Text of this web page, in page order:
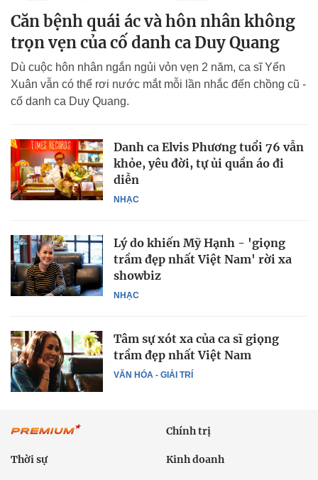
Căn bệnh quái ác và hôn nhân không
trọn vẹn của cố danh ca Duy Quang
Dù cuộc hôn nhân ngắn ngủi vỏn vẹn 2 năm, ca sĩ Yến
Xuân vẫn có thể rơi nước mắt mỗi lần nhắc đến chồng cũ -
cố danh ca Duy Quang.
NHẠC
Danh ca Elvis Phương tuổi 76 vẫn
khỏe, yêu đời, tự ủi quần áo đi
diễn
NHẠC
Lý do khiến Mỹ Hạnh - 'giọng
trầm đẹp nhất Việt Nam' rời xa
showbiz
VĂN HÓA - GIẢI TRÍ
Tâm sự xót xa của ca sĩ giọng
trầm đẹp nhất Việt Nam
Chính trị
Thời sự Kinh doanh